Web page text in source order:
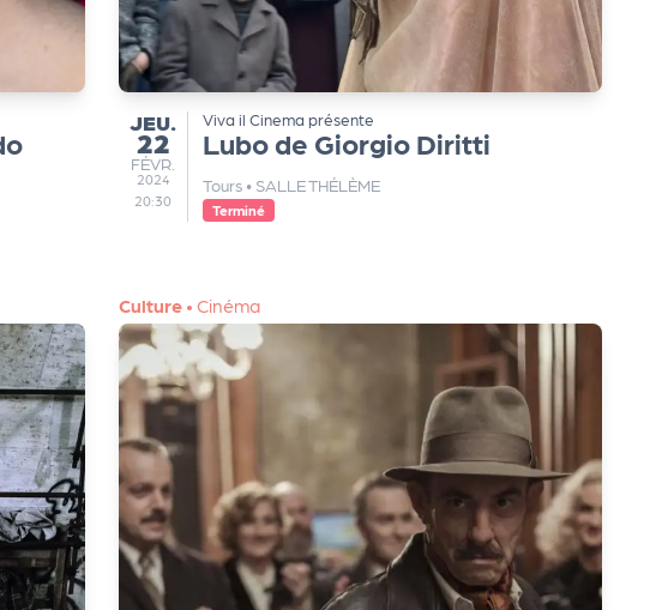
JEUDI
JEU.
22
FÉVRIER
FÉVR.
2024
20:30
Viva il Cinema présente
Lubo de Giorgio Diritti
Tours • SALLE THÉLÈME
Terminé
Culture • Cinéma